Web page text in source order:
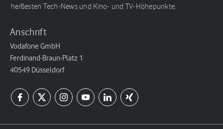
heißesten Tech-News und Kino- und TV-Höhepunkte.
Anschrift
Vodafone GmbH
Ferdinand-Braun-Platz 1
40549 Düsseldorf